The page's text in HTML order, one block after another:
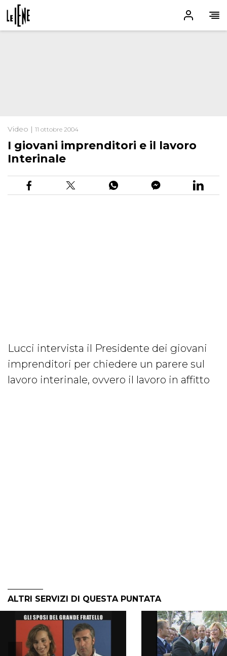
Video | 11 ottobre 2004
I giovani imprenditori e il lavoro
Interinale
Lucci intervista il Presidente dei giovani
imprenditori per chiedere un parere sul
lavoro interinale, ovvero il lavoro in affitto
ALTRI SERVIZI DI QUESTA PUNTATA